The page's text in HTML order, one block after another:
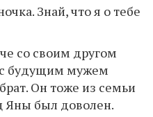
Знай, что я о тебе
со своим другом
с будущим мужем
Он тоже из семьи
Яны был доволен.